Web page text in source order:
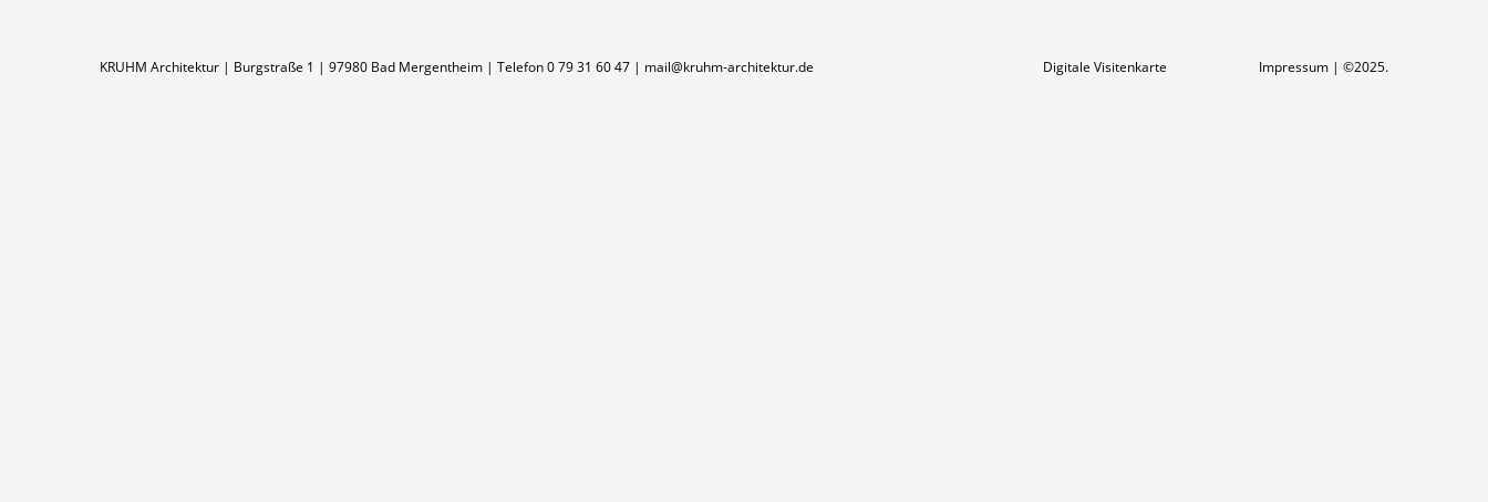
KRUHM Architektur | Burgstraße 1 | 97980 Bad Mergentheim | Telefon 0 79 31 60 47 | mail@kruhm-architektur.de Impressum| ©2025.
Digitale Visitenkarte